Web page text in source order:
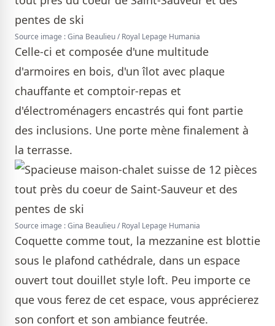
Source image : Gina Beaulieu / Royal Lepage Humania
Celle-ci et composée d'une multitude
d'armoires en bois, d'un îlot avec plaque
chauffante et comptoir-repas et
d'électroménagers encastrés qui font partie
des inclusions. Une porte mène finalement à
la terrasse.
Source image : Gina Beaulieu / Royal Lepage Humania
Coquette comme tout, la mezzanine est blottie
sous le plafond cathédrale, dans un espace
ouvert tout douillet style loft. Peu importe ce
que vous ferez de cet espace, vous apprécierez
son confort et son ambiance feutrée.